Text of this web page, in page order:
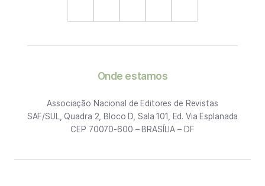
Onde estamos
Associação Nacional de Editores de Revistas
SAF/SUL, Quadra 2, Bloco D, Sala 101, Ed. Via Esplanada
CEP 70070-600 – BRASÍLIA – DF